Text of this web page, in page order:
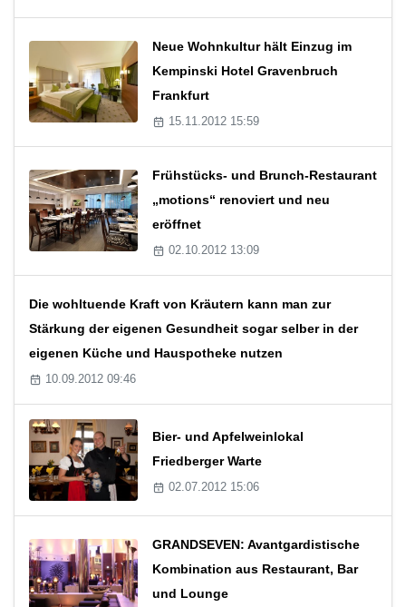
Neue Wohnkultur hält Einzug im
Kempinski Hotel Gravenbruch
Frankfurt
15.11.2012 15:59
Frühstücks- und Brunch-Restaurant
„motions“ renoviert und neu
eröffnet
02.10.2012 13:09
Die wohltuende Kraft von Kräutern kann man zur
Stärkung der eigenen Gesundheit sogar selber in der
eigenen Küche und Hauspotheke nutzen
10.09.2012 09:46
Bier- und Apfelweinlokal
Friedberger Warte
02.07.2012 15:06
GRANDSEVEN: Avantgardistische
Kombination aus Restaurant, Bar
und Lounge